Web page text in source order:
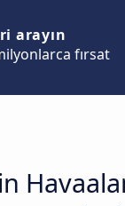
arayın
fırsat